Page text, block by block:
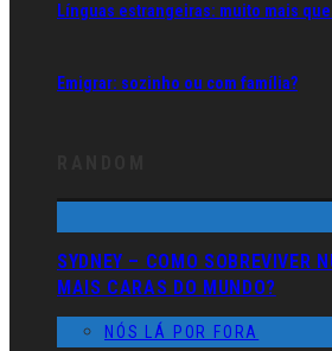
Línguas estrangeiras: muito mais
Emigrar: sozinho ou com família?
SYDNEY – COMO SOBREVIVER
MAIS CARAS DO MUNDO?
NÓS LÁ POR FORA